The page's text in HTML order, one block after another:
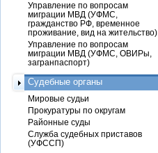
Управление по вопросам
миграции МВД (УФМС,
гражданство РФ, временное
проживание, вид на жительство)
Управление по вопросам
миграции МВД (УФМС, ОВИРы,
загранпаспорт)
Судебные органы
Мировые судьи
Прокуратуры по округам
Районные суды
Служба судебных приставов
(УФССП)